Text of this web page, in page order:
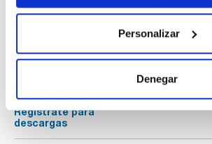
Personalizar
Denegar
USB/RS-232.
- Varilla de fijación a soporte
- NO incluye varilla de agitación
Documentación técnica
descargas
Regístrate para
descargas